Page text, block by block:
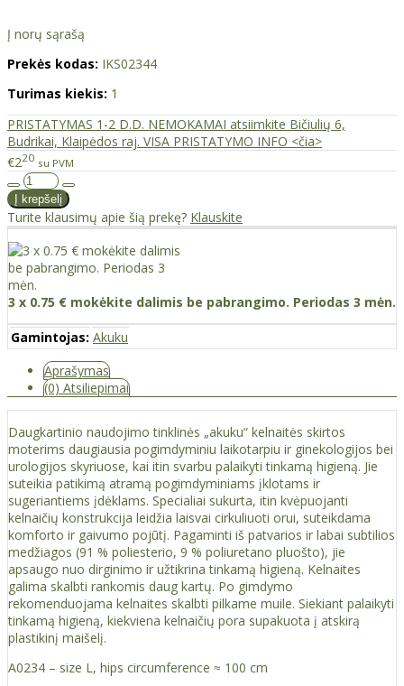
Į norų sąrašą
Prekės kodas: IKS02344
Turimas kiekis: 1
PRISTATYMAS 1-2 D.D. NEMOKAMAI atsiimkite Bičiulių 6,
Budrikai, Klaipėdos raj. VISA PRISTATYMO INFO <čia>
€220 su PVM
Turite klausimų apie šią prekę? Klauskite
3 x 0.75 € mokėkite dalimis be pabrangimo. Periodas 3 mėn.
Gamintojas: Akuku
Aprašymas
(0) Atsiliepimai
Daugkartinio naudojimo tinklinės „akuku“ kelnaitės skirtos
moterims daugiausia pogimdyminiu laikotarpiu ir ginekologijos bei
urologijos skyriuose, kai itin svarbu palaikyti tinkamą higieną. Jie
suteikia patikimą atramą pogimdyminiams įklotams ir
sugeriantiems įdėklams. Specialiai sukurta, itin kvėpuojanti
kelnaičių konstrukcija leidžia laisvai cirkuliuoti orui, suteikdama
komforto ir gaivumo pojūtį. Pagaminti iš patvarios ir labai subtilios
medžiagos (91 % poliesterio, 9 % poliuretano pluošto), jie
apsaugo nuo dirginimo ir užtikrina tinkamą higieną. Kelnaites
galima skalbti rankomis daug kartų. Po gimdymo
rekomenduojama kelnaites skalbti pilkame muile. Siekiant palaikyti
tinkamą higieną, kiekviena kelnaičių pora supakuota į atskirą
plastikinį maišelį.
A0234 – size L, hips circumference ≈ 100 cm